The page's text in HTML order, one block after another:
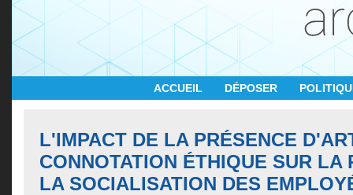
ACCUEIL DÉPOSER
L'IMPACT DE LA PRÉSENCE
CONNOTATION ÉTHIQUE SUR LA
LA SOCIALISATION DES